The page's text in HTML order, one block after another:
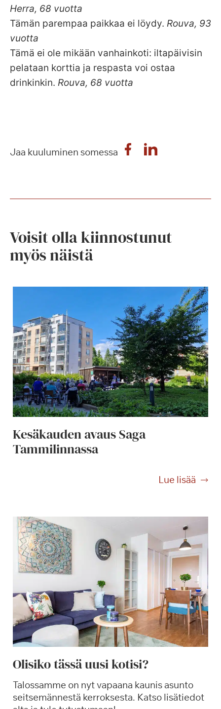
Herra, 68 vuotta
Tämän parempaa paikkaa ei löydy. Rouva, 93
vuotta
Tämä ei ole mikään vanhainkoti: iltapäivisin
pelataan korttia ja respasta voi ostaa
drinkinkin. Rouva, 68 vuotta
Jaa kuuluminen somessa
Voisit olla kiinnostunut
myös näistä
Kesäkauden avaus Saga
Tammilinnassa
Lue lisää
K
ä
a
u
n
a
v
a
u
g
a
Olisiko tässä uusi kotisi?
Talossamme on nyt vapaana kaunis asunto
seitsemännestä kerroksesta. Katso lisätiedot